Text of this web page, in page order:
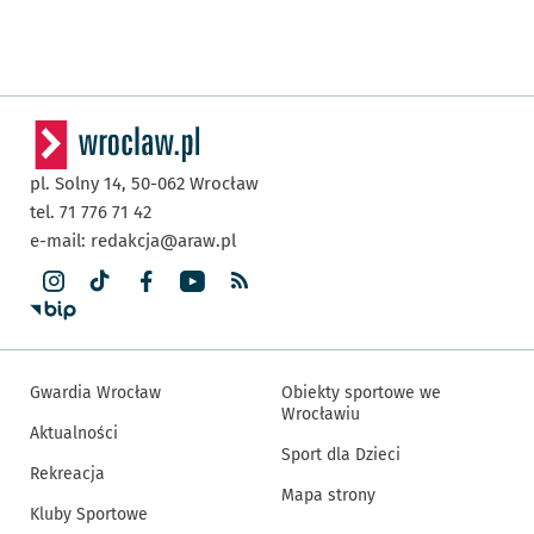
pl. Solny 14, 50-062 Wrocław
tel. 71 776 71 42
e-mail: redakcja@araw.pl
Gwardia Wrocław
Aktualności
Rekreacja
Kluby Sportowe
Obiekty sportowe we
Wrocławiu
Sport dla Dzieci
Mapa strony